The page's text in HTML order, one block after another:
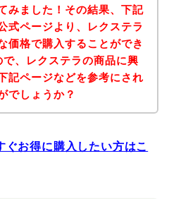
みました！その結果、下記
式ページより、レクステラ
価格で購入することができ
で、レクステラの商品に興
記ページなどを参考にされ
でしょうか？
ぐお得に購入したい方はこ